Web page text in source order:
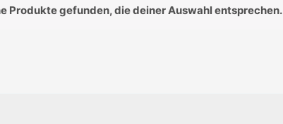
Produkte gefunden, die deiner Auswahl entsprechen.